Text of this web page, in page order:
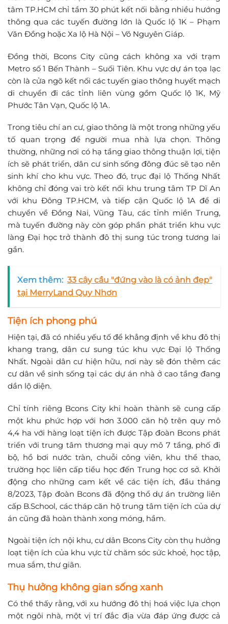
tâm TP.HCM chỉ tầm 30 phút kết nối bằng nhiều hướng
thông qua các tuyến đường lớn là Quốc lộ 1K – Phạm
Văn Đồng hoặc Xa lộ Hà Nội – Võ Nguyên Giáp.
Đồng thời, Bcons City cũng cách không xa với trạm
Metro số 1 Bến Thành – Suối Tiên. Khu vực dự án tọa lạc
còn là cửa ngõ kết nối các tuyến giao thông huyết mạch
di chuyển đi các tỉnh liên vùng gồm Quốc lộ 1K, Mỹ
Phước Tân Vạn, Quốc lộ 1A.
Trong tiêu chí an cư, giao thông là một trong những yếu
tố quan trọng để người mua nhà lựa chọn. Thông
thường, những nơi có hạ tầng giao thông thuận lợi, tiện
ích sẽ phát triển, dân cư sinh sống đông đúc sẽ tạo nên
sinh khí cho khu vực. Theo đó, trục đại lộ Thống Nhất
không chỉ đóng vai trò kết nối khu trung tâm TP Dĩ An
với khu Đông TP.HCM, và tiếp cận Quốc lộ 1A để di
chuyển về Đồng Nai, Vũng Tàu, các tỉnh miền Trung,
mà tuyến đường này còn góp phần phát triển khu vực
làng Đại học trở thành đô thị sung túc trong tương lai
gần.
Xem thêm: 33 cây cầu "đứng vào là có ảnh đẹp"
tại MerryLand Quy Nhơn
Tiện ích phong phú
Hiện tại, đã có nhiều yếu tố để khẳng định về khu đô thị
khang trang, dân cư sung túc khu vực Đại lộ Thống
Nhất. Ngoài dân cư hiện hữu, nơi này sẽ đón thêm các
cư dân về sinh sống tại các dự án nhà ở cao tầng đang
dần lộ diện.
Chỉ tính riêng Bcons City khi hoàn thành sẽ cung cấp
một khu phức hợp với hơn 3.000 căn hộ trên quy mô
4,4 ha với hàng loạt tiện ích được Tập đoàn Bcons phát
triển với trung tâm thương mại quy mô 7 tầng, phố đi
bộ, hồ bơi nước tràn, chuỗi công viên, khu thể thao,
trường học liên cấp tiểu học đến Trung học cơ sở. Khởi
động cho những cam kết về các tiện ích, đầu tháng
8/2023, Tập đoàn Bcons đã động thổ dự án trường liên
cấp B.School, các tháp căn hộ trung tâm tiện ích của dự
án cũng đã hoàn thành xong móng, hầm.
Ngoài tiện ích nội khu, cư dân Bcons City còn thụ hưởng
loạt tiện ích của khu vực từ chăm sóc sức khoẻ, học tập,
mua sắm, thư giãn.
Thụ hưởng không gian sống xanh
Có thể thấy rằng, với xu hướng đô thị hoá việc lựa chọn
một ngôi nhà, một vị trí đắc địa vừa đáp ứng được cả